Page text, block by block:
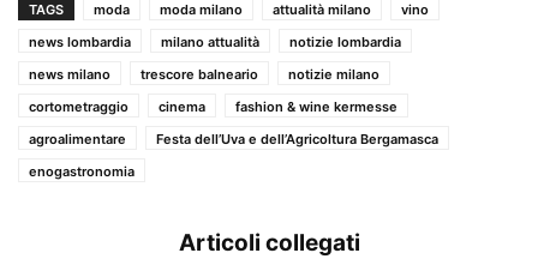
TAGS moda moda milano attualità milano
vino
news lombardia
milano attualità
notizie lombardia
news milano
trescore balneario
notizie milano
cortometraggio
cinema
fashion & wine kermesse
agroalimentare
Festa dell’Uva e dell’Agricoltura Bergamasca
enogastronomia
Articoli collegati